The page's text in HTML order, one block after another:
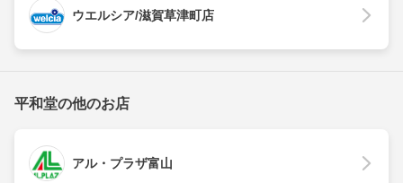
ウエルシア/滋賀草津町店
平和堂の他のお店
アル・プラザ富山